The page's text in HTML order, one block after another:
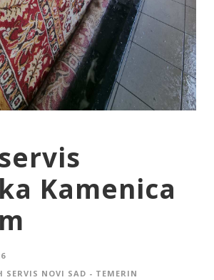
Kamenica
SERVIS NOVI SAD - TEMERIN